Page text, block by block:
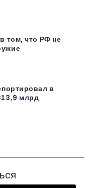
том, что РФ не
в
млрд